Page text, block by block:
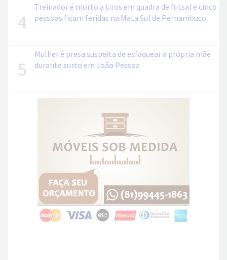
4
Treinador é morto a tiros em quadra de futsal e cinco
pessoas ficam feridas na Mata Sul de Pernambuco
5
Mulher é presa suspeita de esfaquear a própria mãe
durante surto em João Pessoa